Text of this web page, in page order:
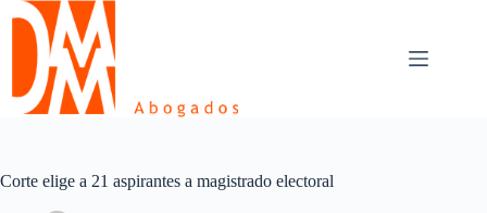
Skip
content
Corte elige a 21 aspirantes a magistrado electoral